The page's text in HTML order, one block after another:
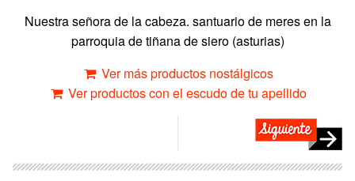
Nuestra señora de la cabeza. santuario de meres en la
parroquia de tiñana de siero (asturias)
Ver más productos nostálgicos
Ver productos con el escudo de tu apellido